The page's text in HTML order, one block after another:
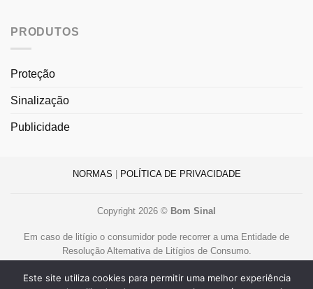
PRODUTOS
Proteção
Sinalização
Publicidade
NORMAS POLÍTICA DE PRIVACIDADE
Copyright 2026 © Bom Sinal
Em caso de litígio o consumidor pode recorrer a uma Entidade de
Resolução Alternativa de Litígios de Consumo.
www.centroarbitragemlisboa.pt.
Este site utiliza cookies para permitir uma melhor experiência